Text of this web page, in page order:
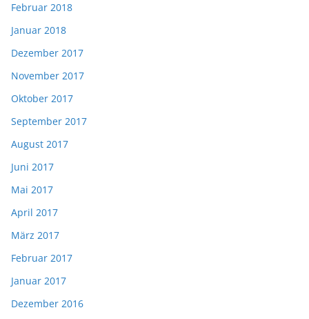
Februar 2018
Januar 2018
Dezember 2017
November 2017
Oktober 2017
September 2017
August 2017
Juni 2017
Mai 2017
April 2017
März 2017
Februar 2017
Januar 2017
Dezember 2016